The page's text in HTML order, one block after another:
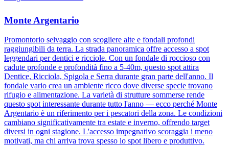
Monte Argentario
Promontorio selvaggio con scogliere alte e fondali profondi
raggiungibili da terra. La strada panoramica offre accesso a spot
leggendari per dentici e ricciole. Con un fondale di roccioso con
cadute profonde e profondità fino a 5-40m, questo spot attira
Dentice, Ricciola, Spigola e Serra durante gran parte dell'anno. Il
fondale vario crea un ambiente ricco dove diverse specie trovano
rifugio e alimentazione. La varietà di strutture sommerse rende
questo spot interessante durante tutto l'anno — ecco perché Monte
Argentario è un riferimento per i pescatori della zona. Le condizioni
cambiano significativamente tra estate e inverno, offrendo target
diversi in ogni stagione. L'accesso impegnativo scoraggia i meno
motivati, ma chi arriva trova spesso lo spot libero e produttivo.